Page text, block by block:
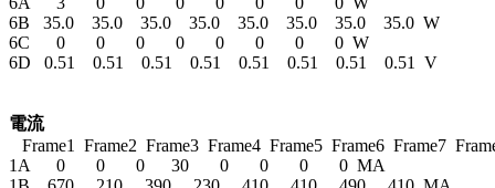
6B   35.0    35.0    35.0    35.0    35.0    35.0    35.0    35.0  W
6C      0       0       0       0       0       0       0       0  W
6D   0.51    0.51    0.51    0.51    0.51    0.51    0.51    0.51  V
電流
Frame1  Frame2  Frame3  Frame4  Frame5  Frame6  Frame7
1A      0       0       0      30       0       0       0       0  MA